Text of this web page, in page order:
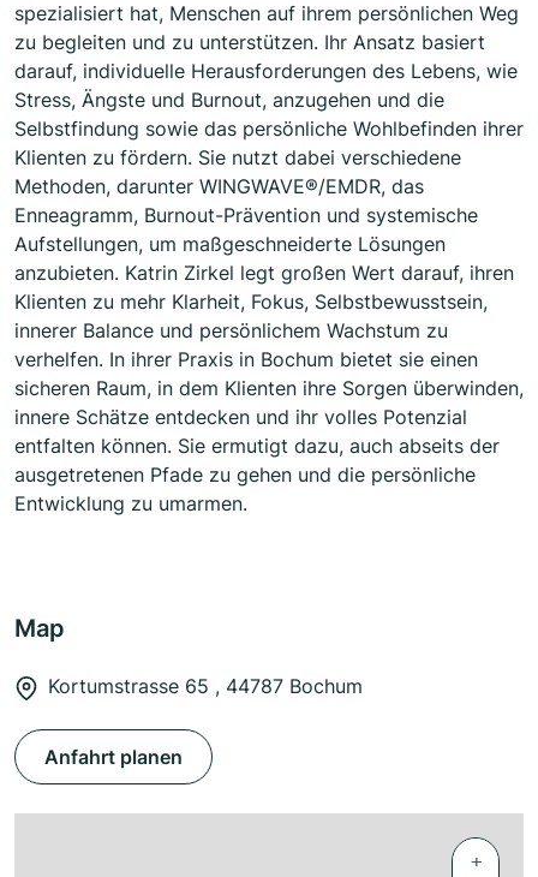
spezialisiert hat, Menschen auf ihrem persönlichen Weg
zu begleiten und zu unterstützen. Ihr Ansatz basiert
darauf, individuelle Herausforderungen des Lebens, wie
Stress, Ängste und Burnout, anzugehen und die
Selbstfindung sowie das persönliche Wohlbefinden ihrer
Klienten zu fördern. Sie nutzt dabei verschiedene
Methoden, darunter WINGWAVE®/EMDR, das
Enneagramm, Burnout-Prävention und systemische
Aufstellungen, um maßgeschneiderte Lösungen
anzubieten. Katrin Zirkel legt großen Wert darauf, ihren
Klienten zu mehr Klarheit, Fokus, Selbstbewusstsein,
innerer Balance und persönlichem Wachstum zu
verhelfen. In ihrer Praxis in Bochum bietet sie einen
sicheren Raum, in dem Klienten ihre Sorgen überwinden,
innere Schätze entdecken und ihr volles Potenzial
entfalten können. Sie ermutigt dazu, auch abseits der
ausgetretenen Pfade zu gehen und die persönliche
Entwicklung zu umarmen.
Map
Kortumstrasse 65 , 44787 Bochum
Anfahrt planen
+